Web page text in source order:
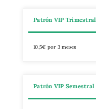
Patrón VIP Trimestral
10,5€ por 3 meses
Patrón VIP Semestral